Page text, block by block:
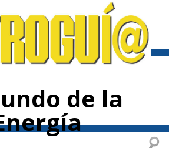
contenido
de la